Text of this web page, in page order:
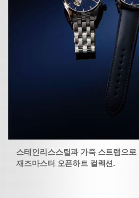
스테인리스스틸과 가죽 스트랩으로
재즈마스터 오픈하트 컬렉션.